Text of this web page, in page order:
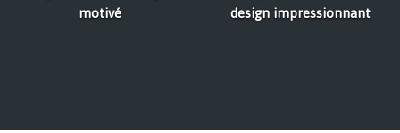
motivé
design impressionnant